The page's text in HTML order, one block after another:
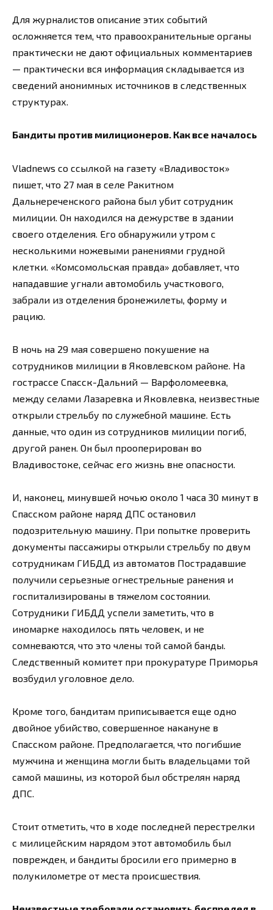
Для журналистов описание этих событий
осложняется тем, что правоохранительные органы
практически не дают официальных комментариев
— практически вся информация складывается из
сведений анонимных источников в следственных
структурах.
Бандиты против милиционеров. Как все началось
Vladnews со ссылкой на газету «Владивосток»
пишет, что 27 мая в селе Ракитном
Дальнереченского района был убит сотрудник
милиции. Он находился на дежурстве в здании
своего отделения. Его обнаружили утром с
несколькими ножевыми ранениями грудной
клетки. «Комсомольская правда» добавляет, что
нападавшие угнали автомобиль участкового,
забрали из отделения бронежилеты, форму и
рацию.
В ночь на 29 мая совершено покушение на
сотрудников милиции в Яковлевском районе. На
гострассе Спасск-Дальний — Варфоломеевка,
между селами Лазаревка и Яковлевка, неизвестные
открыли стрельбу по служебной машине. Есть
данные, что один из сотрудников милиции погиб,
другой ранен. Он был прооперирован во
Владивостоке, сейчас его жизнь вне опасности.
И, наконец, минувшей ночью около 1 часа 30 минут в
Спасском районе наряд ДПС остановил
подозрительную машину. При попытке проверить
документы пассажиры открыли стрельбу по двум
сотрудникам ГИБДД из автоматов Пострадавшие
получили серьезные огнестрельные ранения и
госпитализированы в тяжелом состоянии.
Сотрудники ГИБДД успели заметить, что в
иномарке находилось пять человек, и не
сомневаются, что это члены той самой банды.
Следственный комитет при прокуратуре Приморья
возбудил уголовное дело.
Кроме того, бандитам приписывается еще одно
двойное убийство, совершенное накануне в
Спасском районе. Предполагается, что погибшие
мужчина и женщина могли быть владельцами той
самой машины, из которой был обстрелян наряд
ДПС.
Стоит отметить, что в ходе последней перестрелки
с милицейским нарядом этот автомобиль был
поврежден, и бандиты бросили его примерно в
полукилометре от места происшествия.